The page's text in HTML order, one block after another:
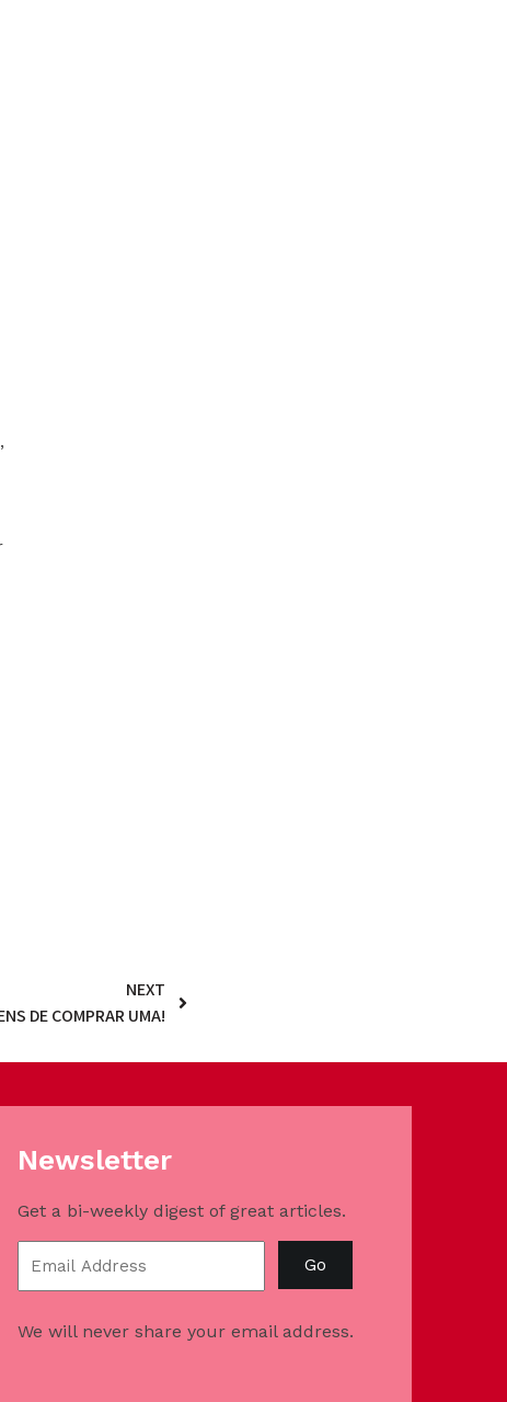
NEXT
DE COMPRAR UMA!
Newsletter
Get a bi-weekly digest of great articles.
Go
We will never share your email address.